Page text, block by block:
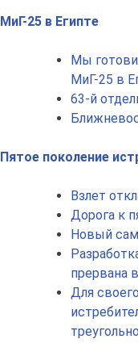
МиГ-25 в Египте
Мы
МиГ-25 в
63-й
Пятое поколение
Взлет
Дорога к
Новый
прервана
Для